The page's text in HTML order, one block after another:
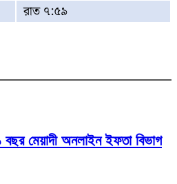
রাত ৭:৫৯
মেয়াদী অনলাইন ইফতা বিভাগ